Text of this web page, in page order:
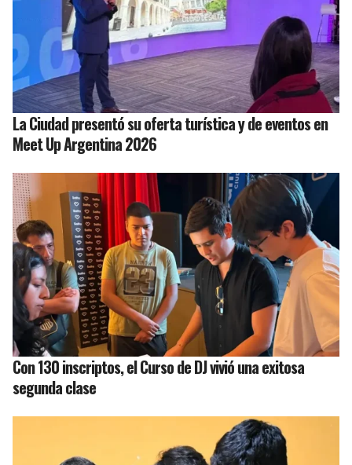
La Ciudad presentó su oferta turística y de eventos en
Meet Up Argentina 2026
Con 130 inscriptos, el Curso de DJ vivió una exitosa
segunda clase